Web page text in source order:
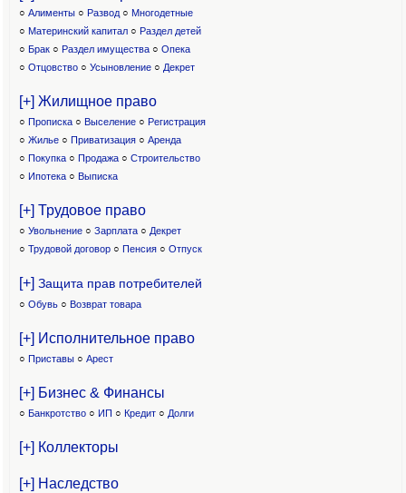
○ Алименты ○ Развод ○ Многодетные
○ Материнский капитал○ Раздел детей
○ Брак ○ Раздел имущества ○ Опека
○ Отцовство○ Усыновление ○ Декрет
[+] Жилищное право
○ Прописка ○ Выселение ○ Регистрация
○ Жилье ○ Приватизация ○ Аренда
○ Покупка ○ Продажа ○ Строительство
○ Ипотека ○ Выписка
[+] Трудовое право
○ Увольнение ○ Зарплата ○ Декрет
○ Трудовой договор ○ Пенсия ○ Отпуск
[+] Защита прав потребителей
○ Обувь ○ Возврат товара
[+] Исполнительное право
○ Приставы ○ Арест
[+] Бизнес & Финансы
○ Банкротство ○ ИП ○ Кредит ○ Долги
[+] Коллекторы
[+] Наследство